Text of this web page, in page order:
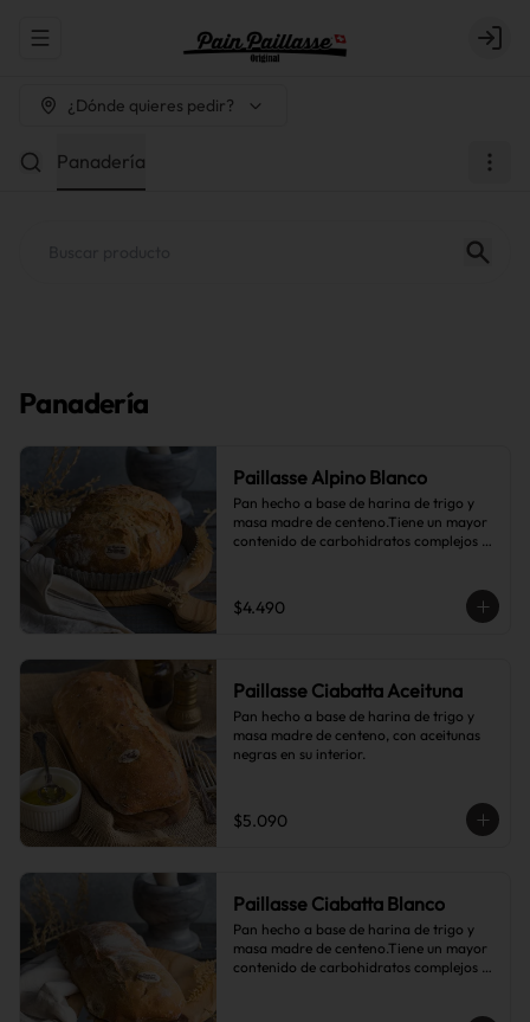
Abrir menu de navegación Login
¿Dónde quieres pedir?
Panadería
Panadería
Paillasse Alpino Blanco
Pan hecho a base de harina de trigo y
masa madre de centeno.Tiene un mayor
contenido de carbohidratos complejos
$4.490
Paillasse Ciabatta Aceituna
Pan hecho a base de harina de trigo y
masa madre de centeno, con aceitunas
negras en su interior.
$5.090
Paillasse Ciabatta Blanco
Pan hecho a base de harina de trigo y
masa madre de centeno.Tiene un mayor
contenido de carbohidratos complejos